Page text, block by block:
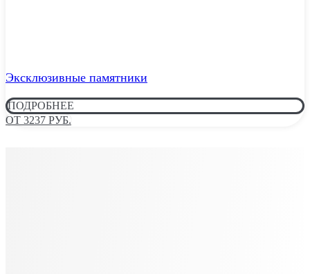
Эксклюзивные памятники
ПОДРОБНЕЕ
ОТ 3237 РУБ.